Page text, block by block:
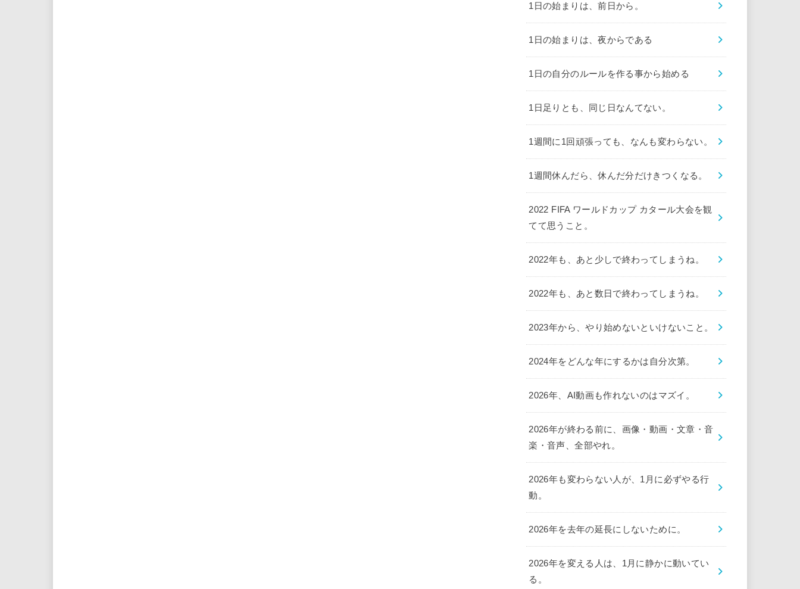
1日の始まりは、前日から。
1日の始まりは、夜からである
1日の自分のルールを作る事から始める
1日足りとも、同じ日なんてない。
1週間に1回頑張っても、なんも変わらない。
1週間休んだら、休んだ分だけきつくなる。
2022 FIFA ワールドカップ カタール大会を観
てて思うこと。
2022年も、あと少しで終わってしまうね。
2022年も、あと数日で終わってしまうね。
2023年から、やり始めないといけないこと。
2024年をどんな年にするかは自分次第。
2026年、AI動画も作れないのはマズイ。
2026年が終わる前に、画像・動画・文章・音
楽・音声、全部やれ。
2026年も変わらない人が、1月に必ずやる行
動。
2026年を去年の延長にしないために。
2026年を変える人は、1月に静かに動いてい
る。